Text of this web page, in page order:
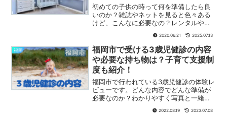
初めての子供の時って何を準備したら良
いのか？雑誌やネットを見ると色々ある
けど、こんなに必要なの？レンタルや中
な考えがあると思います。実際私も初め
ての子供だったので誕生する前、そして
生まれてからも悩みに悩んだので、実際
に使用して良かったもの、要らなかった
ものをまとめてみました。
2020.06.21 2025.07.13
福岡
福岡市で受ける3歳児健診の内容
や必要な持ち物は？子育て支援制
度も紹介！
福岡市で行われている3歳児健診の体験レ
ビューです。どんな内容でどんな準備が
必要なのか？わかりやすく写真と一緒に
紹介しました。今までの健診とは違って
初めて行う内容や、事前に行わなければ
2022.08.19 2023.07.08